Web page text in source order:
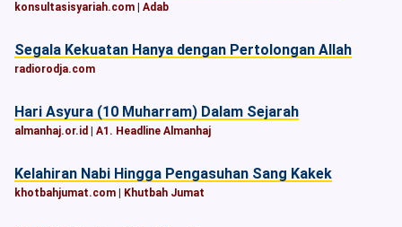
konsultasisyariah.com Adab
Segala Kekuatan Hanya dengan Pertolongan Allah
radiorodja.com
Hari Asyura (10 Muharram) Dalam Sejarah
almanhaj.or.id A1. Headline Almanhaj
Kelahiran Nabi Hingga Pengasuhan Sang Kakek
khotbahjumat.com Khutbah Jumat